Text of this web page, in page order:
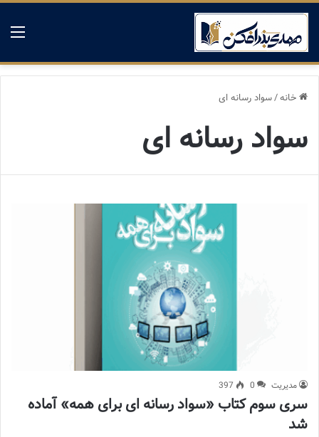
خانه/سواد رسانه ای
سواد رسانه ای
مدیریت 0
397
سری سوم کتاب «سواد رسانه ای برای همه» آماده
شد